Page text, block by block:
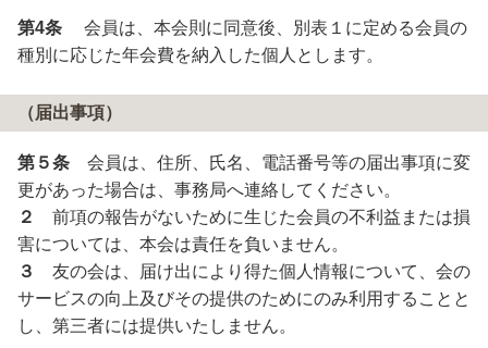
第4条 会員は、本会則に同意後、別表１に定める会員の
種別に応じた年会費を納入した個人とします。
（届出事項）
第５条 会員は、住所、氏名、電話番号等の届出事項に変
更があった場合は、事務局へ連絡してください。
２
前項の報告がないために生じた会員の不利益または損
害については、本会は責任を負いません。
３
友の会は、届け出により得た個人情報について、会の
サービスの向上及びその提供のためにのみ利用することと
し、第三者には提供いたしません。